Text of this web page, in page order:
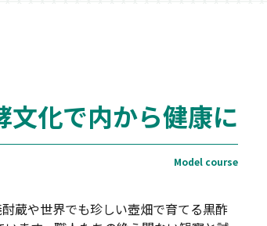
文化で内から健康に
蔵や世界でも珍しい壺畑で育てる黒酢